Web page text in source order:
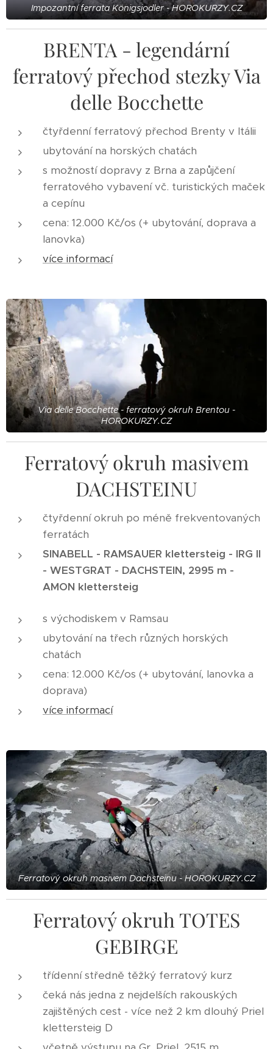
Impozantní ferrata Königsjodler - HOROKURZY.CZ
BRENTA - legendární
ferratový přechod stezky Via
delle Bocchette
čtyřdenní ferratový přechod Brenty v Itálii
ubytování na horských chatách
s možností dopravy z Brna a zapůjčení
ferratového vybavení vč. turistických maček
a cepínu
cena: 12.000 Kč/os (+ ubytování, doprava a
lanovka)
více informací
Via delle Bocchette - ferratový okruh Brentou -
HOROKURZY.CZ
Ferratový okruh masivem
DACHSTEINU
čtyřdenní okruh po méně frekventovaných
ferratách
SINABELL - RAMSAUER klettersteig - IRG II
- WESTGRAT - DACHSTEIN, 2995 m -
AMON klettersteig
s východiskem v Ramsau
ubytování na třech různých horských
chatách
cena: 12.000 Kč/os (+ ubytování, lanovka a
doprava)
více informací
Ferratový okruh masivem Dachsteinu - HOROKURZY.CZ
Ferratový okruh TOTES
GEBIRGE
třídenní středně těžký ferratový kurz
čeká nás jedna z nejdelších rakouských
zajištěných cest - více než 2 km dlouhý Priel
klettersteig D